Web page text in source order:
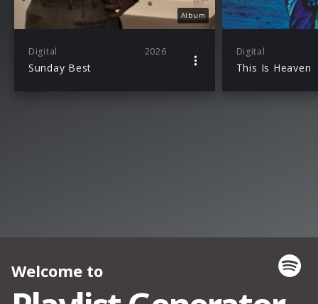
Album
Digital 2026
Sunday Best
Digital
This Is Heaven